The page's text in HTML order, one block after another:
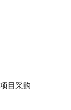
目采购